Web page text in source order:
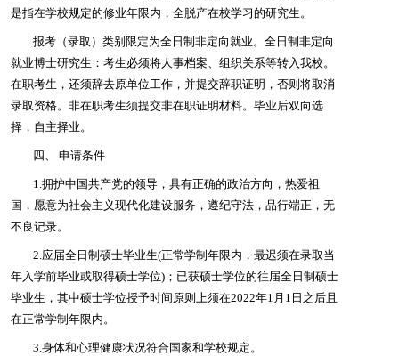
是指在学校规定的修业年限内，全脱产在校学习的研究生。
报考（录取）类别限定为全日制非定向就业。全日制非定向
就业博士研究生：考生必须将人事档案、组织关系等转入我校。
在职考生，还须辞去原单位工作，并提交辞职证明，否则将取消
录取资格。非在职考生须提交非在职证明材料。毕业后双向选
择，自主择业。
四、申请条件
1.拥护中国共产党的领导，具有正确的政治方向，热爱祖
国，愿意为社会主义现代化建设服务，遵纪守法，品行端正，无
不良记录。
2.应届全日制硕士毕业生(正常学制年限内，最迟须在录取当
年入学前毕业或取得硕士学位)；已获硕士学位的往届全日制硕士
毕业生，其中硕士学位授予时间原则上须在2022年1月1日之后且
在正常学制年限内。
3.身体和心理健康状况符合国家和学校规定。